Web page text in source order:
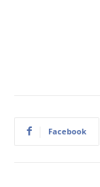
Facebook